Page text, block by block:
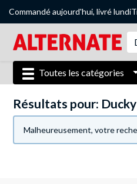
Commandé aujourd'hui, livré lundi
Toutes les catégories
Résultats pour: Ducky
Malheureusement, votre